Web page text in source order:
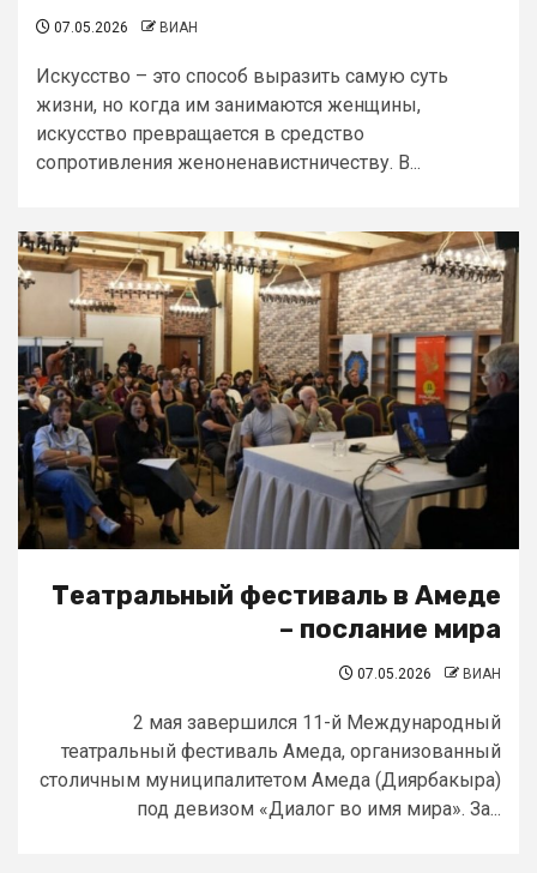
07.05.2026 ВИАН
Искусство – это способ выразить самую суть
жизни, но когда им занимаются женщины,
искусство превращается в средство
сопротивления женоненавистничеству. В...
Театральный фестиваль в Амеде
– послание мира
07.05.2026 ВИАН
2 мая завершился 11-й Международный
театральный фестиваль Амеда, организованный
столичным муниципалитетом Амеда (Диярбакыра)
под девизом «Диалог во имя мира». За...